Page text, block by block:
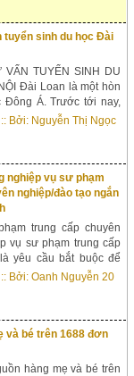
tuyển sinh du học Đài
TUYỂN SINH DU
Đài Loan là một hòn
Á. Trước tới nay,
nó với cái tên thân
nó là H&o...
:: Bởi: Nguyễn Thị Ngọc
nghiệp vụ sư phạm
nghiệp/đào tạo ngắn
trung cấp chuyên
vụ sư phạm trung cấp
yêu cầu bắt buộc để
người muốn làm giáo
sư phạm. &ndas...
:: Bởi:Oanh Nguyễn 20
và bé trên 1688 đơn
hàng mẹ và bé trên